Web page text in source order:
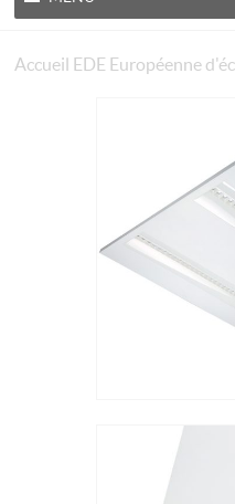
Accueil EDE Européenne